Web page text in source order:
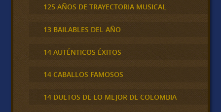
125 AÑOS DE TRAYECTORIA MUSICAL
13 BAILABLES DEL AÑO
14 AUTÉNTICOS ÉXITOS
14 CABALLOS FAMOSOS
14 DUETOS DE LO MEJOR DE COLOMBIA